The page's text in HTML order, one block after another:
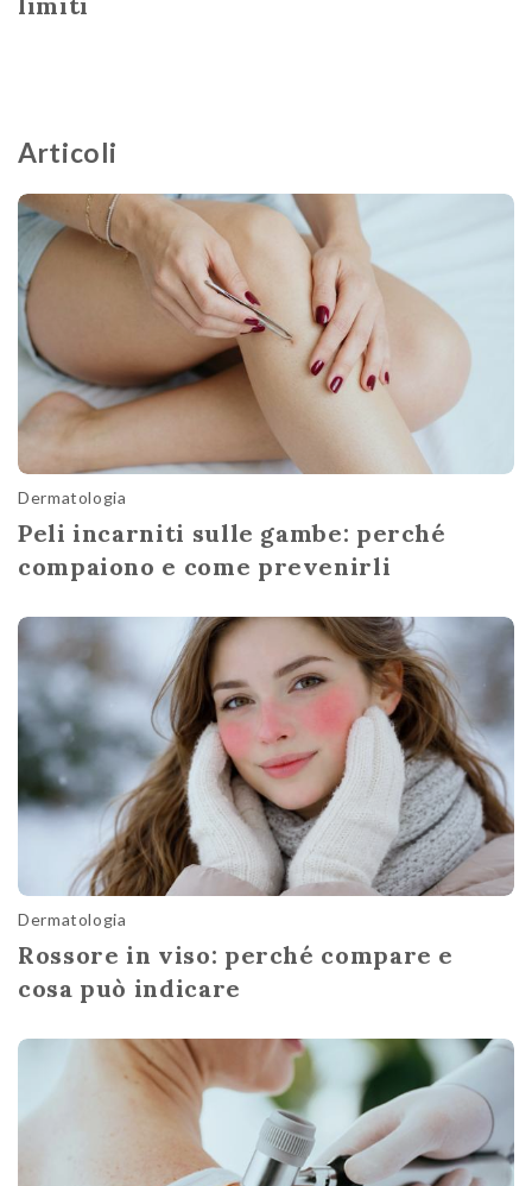
Articoli
Dermatologia
Peli incarniti sulle gambe: perché
compaiono e come prevenirli
Dermatologia
Rossore in viso: perché compare e
cosa può indicare